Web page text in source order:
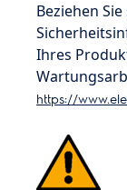
Beziehen
Ihres
https://